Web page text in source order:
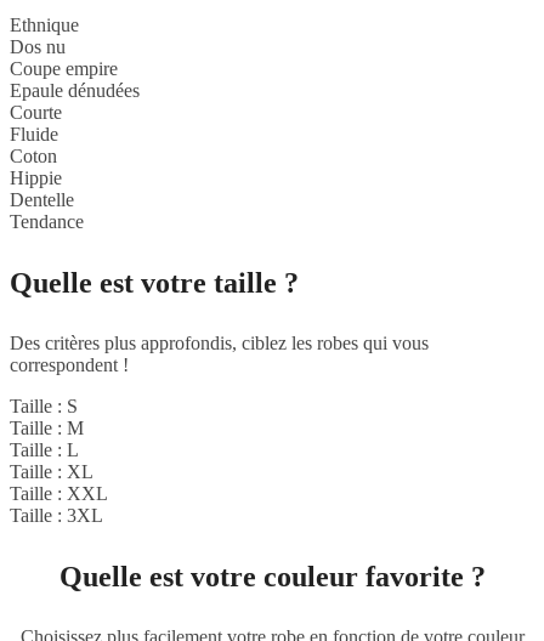
Ethnique
Dos nu
Coupe empire
Epaule dénudées
Courte
Fluide
Coton
Hippie
Dentelle
Tendance
Quelle est votre taille ?
Des critères plus approfondis, ciblez les robes qui vous
correspondent !
Taille : S
Taille : M
Taille : L
Taille : XL
Taille : XXL
Taille : 3XL
Quelle est votre couleur favorite ?
Choisissez plus facilement votre robe en fonction de votre couleur